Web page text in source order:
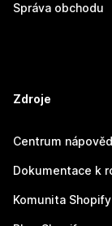
Správa obchodu
Zdroje
Centrum
Dokumentace k
Komunita Shopify